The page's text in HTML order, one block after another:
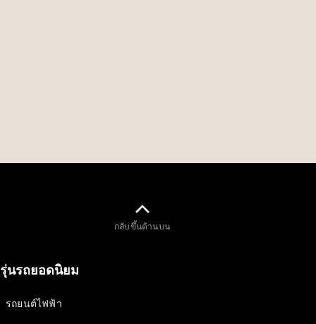
กลับขึ้นด้านบน
รุ่นรถยอดนิยม
รถยนต์ไฟฟ้า